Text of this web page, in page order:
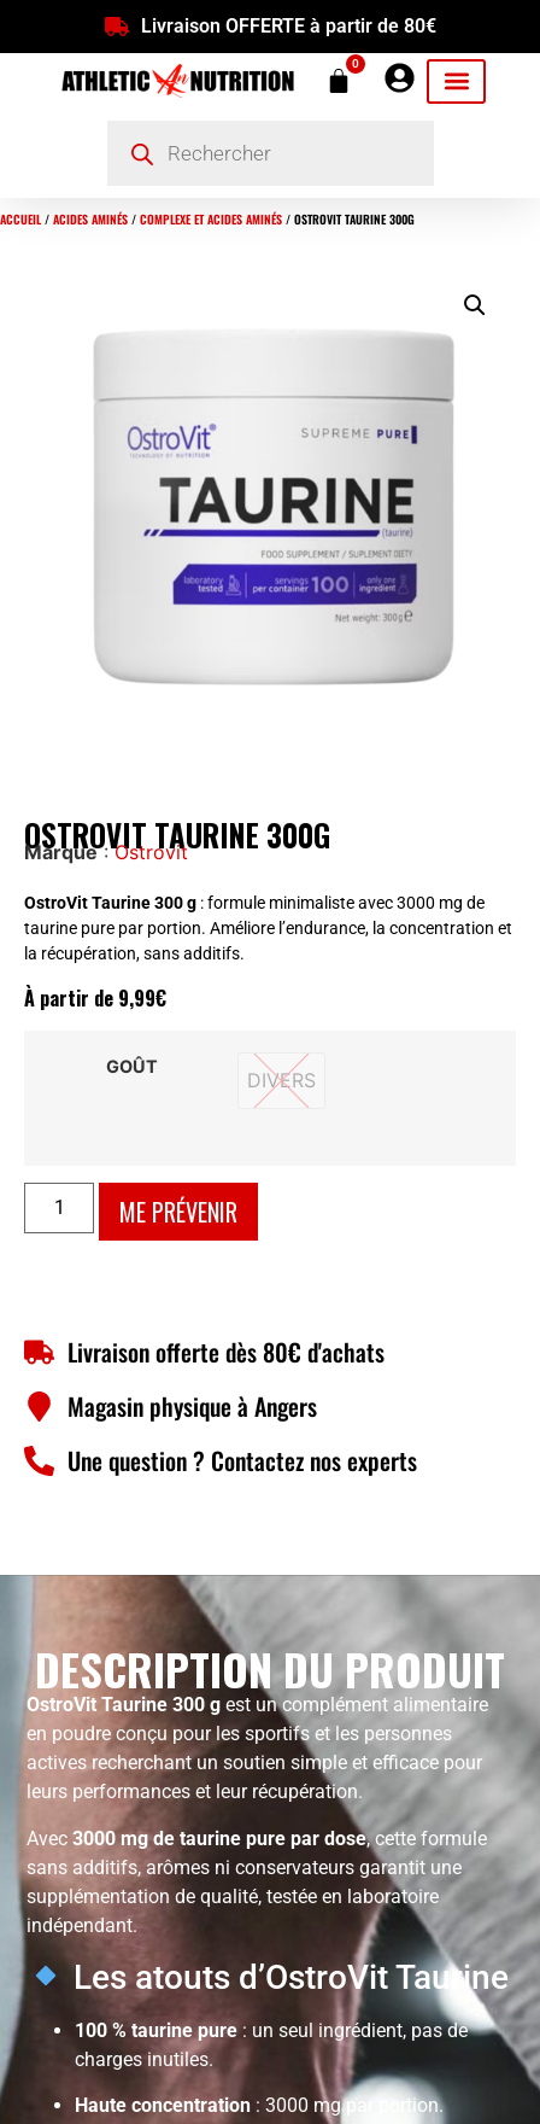
Livraison OFFERTE à partir de 80€
0
ACCUEIL/ ACIDES AMINÉS / COMPLEXE ET ACIDES AMINÉS / OSTROVIT TAURINE 300G
OSTROVIT TAURINE 300G
Marque:Ostrovit
OstroVit Taurine 300 g : formule minimaliste avec 3000 mg de
taurine pure par portion. Améliore l’endurance, la concentration et
la récupération, sans additifs.
À partir de 9,99€
GOÛT
DIVERS
DIVERS
ME PRÉVENIR
Livraison offerte dès 80€ d'achats
Magasin physique à Angers
Une question ? Contactez nos experts
DESCRIPTION DU PRODUIT
OstroVit Taurine 300 g est un complément alimentaire
en poudre conçu pour les sportifs et les personnes
actives recherchant un soutien simple et efficace pour
leurs performances et leur récupération.
Avec3000 mg de taurine pure par dose, cette formule
sans additifs, arômes ni conservateurs garantit une
supplémentation de qualité, testée en laboratoire
indépendant.
Les atouts d’OstroVit Taurine
100 % taurine pure : un seul ingrédient, pas de
charges inutiles.
Haute concentration : 3000 mg par portion.